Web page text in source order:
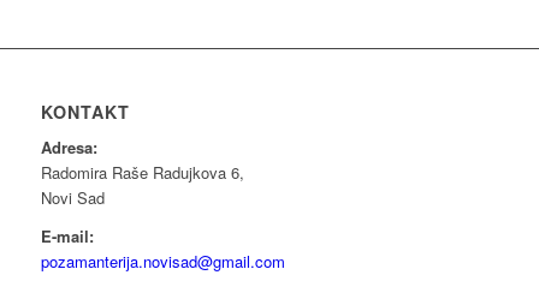
KONTAKT
Adresa:
Radomira Raše Radujkova 6,
Novi Sad
E-mail:
pozamanterija.novisad@gmail.com